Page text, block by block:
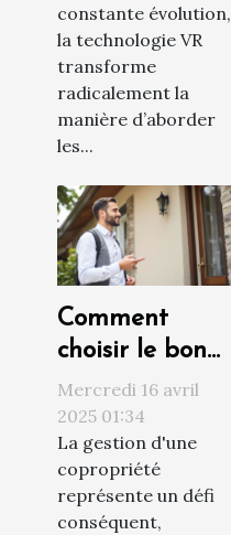
constante évolution,
la technologie VR
transforme
radicalement la
manière d’aborder
les...
Comment
choisir le bon
syndic de
copropriété
pour une
gestion
efficace
Mercredi 16 avril
2025 01:34
La gestion d'une
copropriété
représente un défi
conséquent,